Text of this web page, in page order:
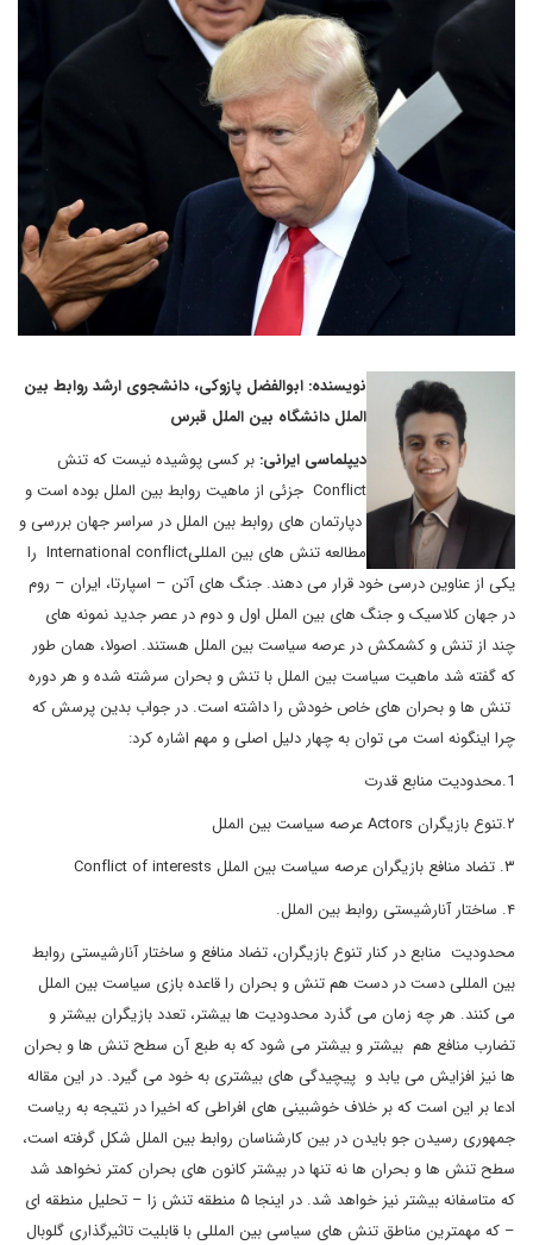
نویسنده: ابوالفضل پازوکی، دانشجوی ارشد روابط بین
الملل دانشگاه بین الملل قبرس
دیپلماسی ایرانی: بر کسی پوشیده نیست که تنش
Conflict جزئی از ماهیت روابط بین الملل بوده است و
دپارتمان های روابط بین الملل در سراسر جهان بررسی و
مطالعه تنش های بین المللیInternational conflict را
یکی از عناوین درسی خود قرار می دهند. جنگ های آتن – اسپارتا، ایران – روم
در جهان کلاسیک و جنگ های بین الملل اول و دوم در عصر جدید نمونه های
چند از تنش و کشمکش در عرصه سیاست بین الملل هستند. اصولا، همان طور
که گفته شد ماهیت سیاست بین الملل با تنش و بحران سرشته شده و هر دوره
تنش ها و بحران های خاص خودش را داشته است. در جواب بدین پرسش که
چرا اینگونه است می توان به چهار دلیل اصلی و مهم اشاره کرد:
1.محدودیت منابع قدرت
۲.تنوع بازیگران Actors عرصه سیاست بین الملل
۳. تضاد منافع بازیگران عرصه سیاست بین الملل Conflict of interests
۴. ساختار آنارشیستی روابط بین الملل.
محدودیت منابع در کنار تنوع بازیگران، تضاد منافع و ساختار آنارشیستی روابط
بین المللی دست در دست هم تنش و بحران را قاعده بازی سیاست بین الملل
می کنند. هر چه زمان می گذرد محدودیت ها بیشتر، تعدد بازیگران بیشتر و
تضارب منافع هم بیشتر و بیشتر می شود که به طبع آن سطح تنش ها و بحران
ها نیز افزایش می یابد و پیچیدگی های بیشتری به خود می گیرد. در این مقاله
ادعا بر این است که بر خلاف خوشبینی های افراطی که اخیرا در نتیجه به ریاست
جمهوری رسیدن جو بایدن در بین کارشناسان روابط بین الملل شکل گرفته است،
سطح تنش ها و بحران ها نه تنها در بیشتر کانون های بحران کمتر نخواهد شد
که متاسفانه بیشتر نیز خواهد شد. در اینجا ۵ منطقه تنش زا – تحلیل منطقه ای
– که مهمترین مناطق تنش های سیاسی بین المللی با قابلیت تاثیرگذاری گلوبال